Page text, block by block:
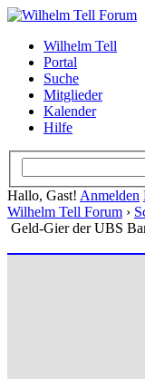
Wilhelm Tell
Portal
Suche
Mitglieder
Kalender
Hilfe
Hallo, Gast! Anmelden
Wilhelm Tell Forum ›
Geld-Gier der UBS